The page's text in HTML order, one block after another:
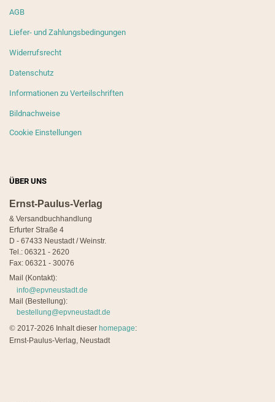
AGB
Liefer- und Zahlungsbedingungen
Widerrufsrecht
Datenschutz
Informationen zu Verteilschriften
Bildnachweise
Cookie Einstellungen
ÜBER UNS
Ernst-Paulus-Verlag
& Versandbuchhandlung
Erfurter Straße 4
D - 67433 Neustadt / Weinstr.
Tel.: 06321 - 2620
Fax: 06321 - 30076
Mail (Kontakt):
info@epvneustadt.de
Mail (Bestellung):
bestellung@epvneustadt.de
© 2017-2026 Inhalt dieser homepage:
Ernst-Paulus-Verlag, Neustadt